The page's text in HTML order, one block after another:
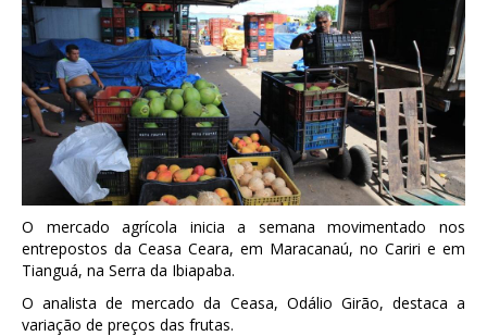
O mercado agrícola inicia a semana movimentado nos
entrepostos da Ceasa Ceara, em Maracanaú, no Cariri e em
Tianguá, na Serra da Ibiapaba.
O analista de mercado da Ceasa, Odálio Girão, destaca a
variação de preços das frutas.